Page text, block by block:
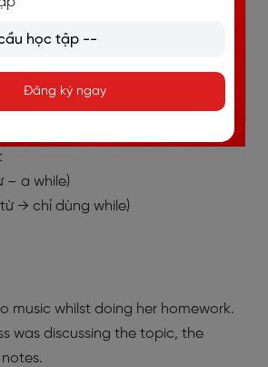
– a while)
→ chỉ dùng while)
music whilst doing her homework.
was discussing the topic, the
Đăng ký ngay